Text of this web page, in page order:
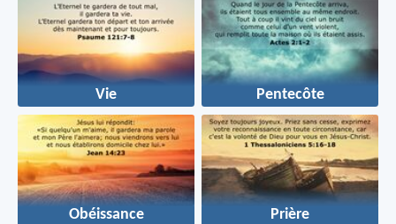
Vie Pentecôte
Obéissance Prière